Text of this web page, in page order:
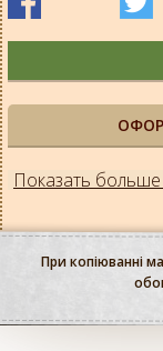
Показать
При копіюванні